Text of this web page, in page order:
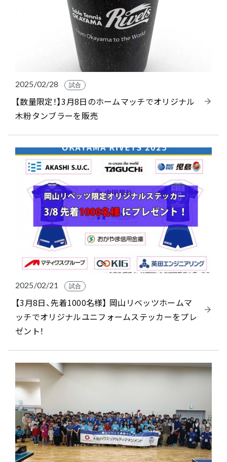
2025/02/28 試合
【数量限定！】3月8日のホームマッチでオリジナル
木粉タンブラーを販売
2025/02/21 試合
【3月8日、先着1000名様】 岡山リベッツホームマ
ッチでオリジナルユニフォームステッカーをプレ
ゼント！